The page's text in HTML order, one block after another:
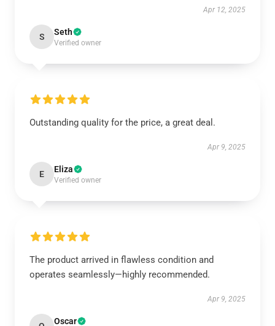
Apr 12, 2025
S Seth
Verified owner
Outstanding quality for the price, a great deal.
Apr 9, 2025
E Eliza
Verified owner
The product arrived in flawless condition and
operates seamlessly—highly recommended.
Apr 9, 2025
Oscar